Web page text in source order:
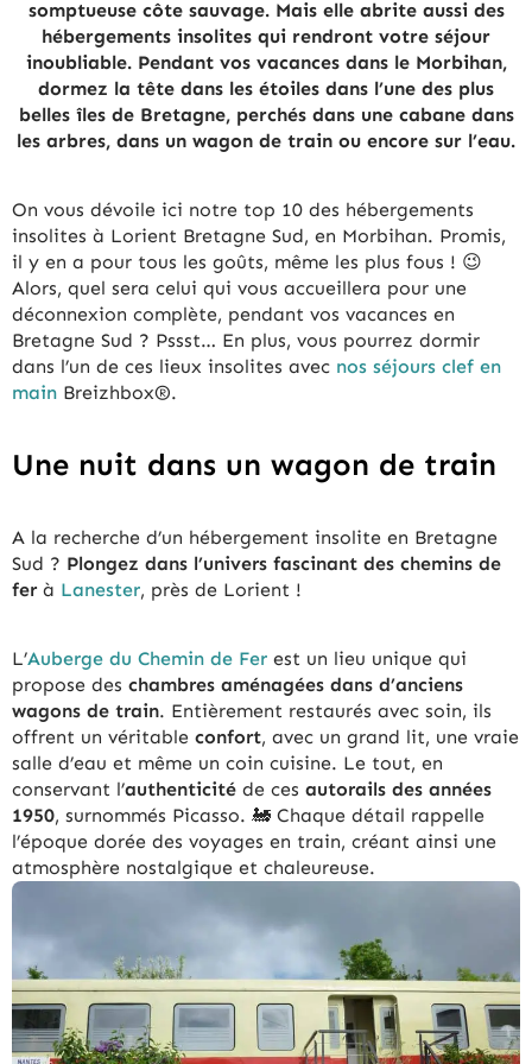
somptueuse côte sauvage. Mais elle abrite aussi des
hébergements insolites qui rendront votre séjour
inoubliable. Pendant vos vacances dans le Morbihan,
dormez la tête dans les étoiles dans l’une des plus
belles îles de Bretagne, perchés dans une cabane dans
les arbres, dans un wagon de train ou encore sur l’eau.
On vous dévoile ici notre top 10 des hébergements
insolites à Lorient Bretagne Sud, en Morbihan. Promis,
il y en a pour tous les goûts, même les plus fous ! 😉
Alors, quel sera celui qui vous accueillera pour une
déconnexion complète, pendant vos vacances en
Bretagne Sud ? Pssst… En plus, vous pourrez dormir
dans l’un de ces lieux insolites avec nos séjours clef en
main Breizhbox®.
Une nuit dans un wagon de train
A la recherche d’un hébergement insolite en Bretagne
Sud ? Plongez dans l’univers fascinant des chemins de
ferà Lanester, près de Lorient !
L’Auberge du Chemin de Fer est un lieu unique qui
propose des chambres aménagées dans d’anciens
wagons de train. Entièrement restaurés avec soin, ils
offrent un véritable confort, avec un grand lit, une vraie
salle d’eau et même un coin cuisine. Le tout, en
conservant l’authenticité de ces autorails des années
1950, surnommés Picasso. 🚂 Chaque détail rappelle
l’époque dorée des voyages en train, créant ainsi une
atmosphère nostalgique et chaleureuse.